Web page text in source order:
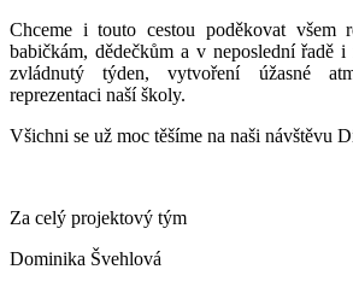
Chceme i touto cestou poděkovat všem
babičkám, dědečkům a v neposlední řadě i
zvládnutý týden, vytvoření úžasné
reprezentaci naší školy.
Všichni se už moc těšíme na naši návštěvu
Za celý projektový tým
Dominika Švehlová